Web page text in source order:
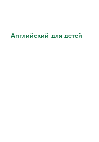
Английский для детей